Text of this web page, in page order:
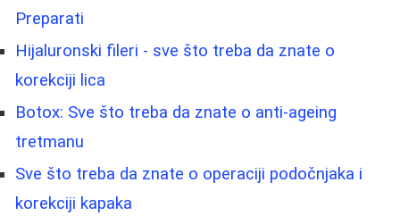
Preparati
Hijaluronski fileri - sve što treba da znate o
korekciji lica
Botox: Sve što treba da znate o anti-ageing
tretmanu
Sve što treba da znate o operaciji podočnjaka i
korekciji kapaka